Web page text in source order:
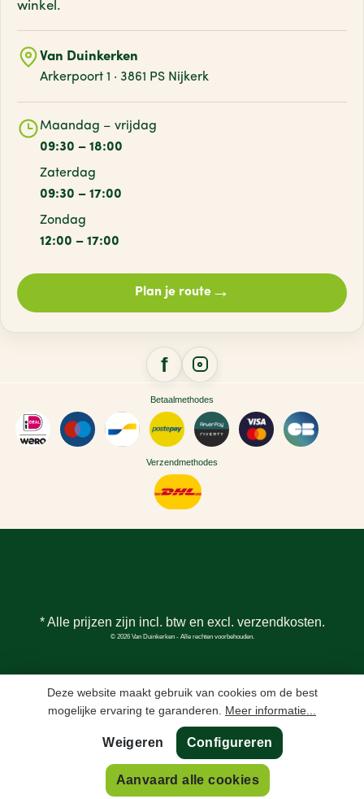
In winkelmand
winkel.
Van Duinkerken
Arkerpoort 1 · 3861 PS Nijkerk
Maandag – vrijdag
09:30 – 18:00
Zaterdag
09:30 – 17:00
Zondag
12:00 – 17:00
Plan je route→
Betaalmethodes
Verzendmethodes
* Alle prijzen zijn incl. btw en excl. verzendkosten.
© 2026 Van Duinkerken - Alle rechten voorbehouden.
Deze website maakt gebruik van cookies om de best
mogelijke ervaring te garanderen. Meer informatie...
Weigeren Configureren
Aanvaard alle cookies